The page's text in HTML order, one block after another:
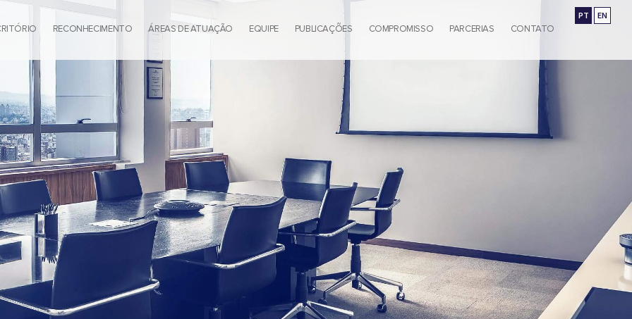
PT EN
RECONHECIMENTO ÁREAS DE ATUAÇÃO EQUIPE PUBLICAÇÕES COMPROMISSO PARCERIAS CONTATO